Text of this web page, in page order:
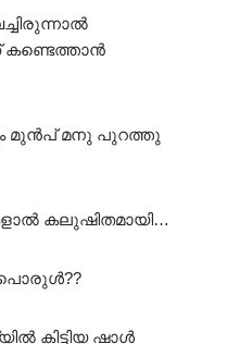
കണ്ടെത്താൻ
മുൻപ് മനു പുറത്തു
കലുഷിതമായി…
പൊരുൾ??
കിട്ടിയ ഷാൾ